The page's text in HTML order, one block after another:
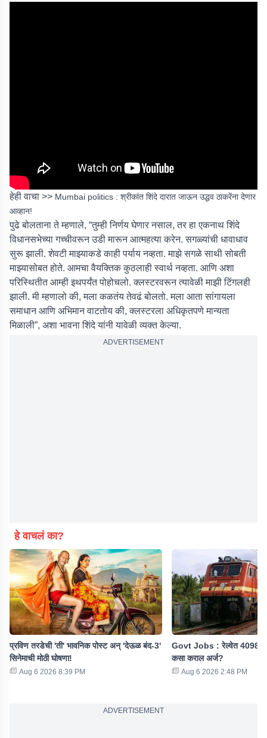
हेही वाचा >> Mumbai politics : श्रीकांत शिंदे दारात जाऊन उद्धव ठाकरेंना देणार
आव्हान!
पुढे बोलताना ते म्हणाले, “तुम्ही निर्णय घेणार नसाल, तर हा एकनाथ शिंदे
विधानसभेच्या गच्चीवरून उडी मारून आत्महत्या करेन. सगळ्यांची धावाधाव
सुरू झाली. शेवटी माझ्याकडे काही पर्याय नव्हता. माझे सगळे साथी सोबती
माझ्यासोबत होते. आमचा वैयक्तिक कुठलाही स्वार्थ नव्हता. आणि अशा
परिस्थितीत आम्ही इथपर्यंत पोहोचलो. क्लस्टरवरून त्यावेळी माझी टिंगलही
झाली. मी म्हणालो की, मला कळतंय तेवढं बोलतो. मला आता सांगायला
समाधान आणि अभिमान वाटतोय की, क्लस्टरला अधिकृतपणे मान्यता
मिळाली”, अशा भावना शिंदे यांनी यावेळी व्यक्त केल्या.
ADVERTISEMENT
हे वाचलं का?
प्रविण तरडेची 'ती' भावनिक पोस्ट अन् 'देऊळ बंद-3'
सिनेमाची मोठी घोषणा!
Aug 6 2026 8:39 PM
Govt Jobs : रेल्वेत 4098
कसा कराल अर्ज?
Aug 6 2026 2:48 PM
ADVERTISEMENT